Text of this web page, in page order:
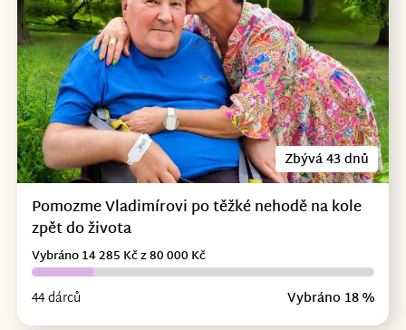
Zbývá 43 dnů
Pomozme Vladimírovi po těžké nehodě na kole
zpět do života
44 dárců Vybráno 18 %
Vybráno 14 285 Kč z 80 000 Kč